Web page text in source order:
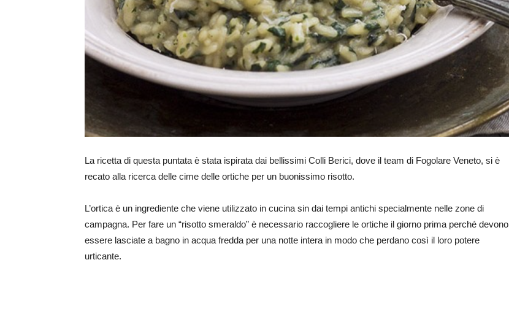
La ricetta di questa puntata è stata ispirata dai bellissimi Colli Berici, dove il team di Fogolare Veneto, si è
recato alla ricerca delle cime delle ortiche per un buonissimo risotto.
L’ortica è un ingrediente che viene utilizzato in cucina sin dai tempi antichi specialmente nelle zone di
campagna. Per fare un “risotto smeraldo” è necessario raccogliere le ortiche il giorno prima perché devono
essere lasciate a bagno in acqua fredda per una notte intera in modo che perdano così il loro potere
urticante.